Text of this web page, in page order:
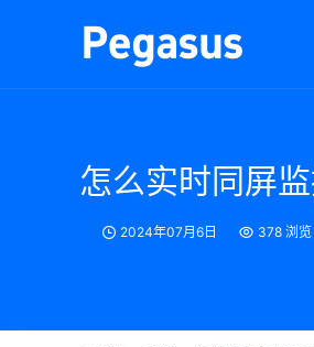
怎么实时同屏监
2024年07月6日 378 浏览